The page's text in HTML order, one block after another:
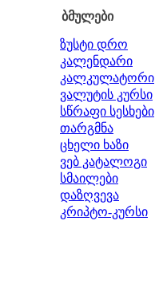
ბმულები
ზუსტი დრო
კალენდარი
კალკულატორი
ვალუტის კურსი
სწრაფი სესხები
თარგმნა
ცხელი ხაზი
ვებ კატალოგი
სმაილები
დაზღვევა
კრიპტო-კურსი